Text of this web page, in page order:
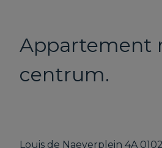
Appartement
centrum.
Louis de Naeyerplein 4A